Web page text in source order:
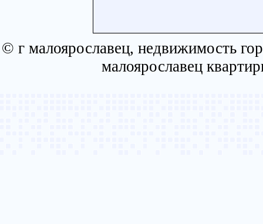
© г малоярославец, недвижимость
малоярославец